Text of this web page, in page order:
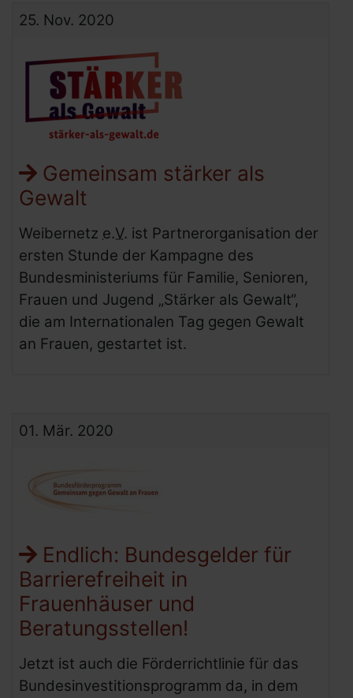
25. Nov. 2020
Gemeinsam stärker als
Gewalt
Weibernetz e.V. ist Partnerorganisation der
ersten Stunde der Kampagne des
Bundesministeriums für Familie, Senioren,
Frauen und Jugend „Stärker als Gewalt“,
die am Internationalen Tag gegen Gewalt
an Frauen, gestartet ist.
01. Mär. 2020
Endlich: Bundesgelder für
Barrierefreiheit in
Frauenhäuser und
Beratungsstellen!
Jetzt ist auch die Förderrichtlinie für das
Bundesinvestitionsprogramm da, in dem